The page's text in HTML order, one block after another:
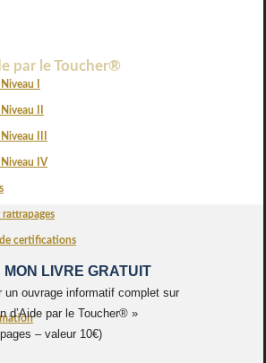
I
II
III
IV
rattrapages
certifications
par le Toucher®
MON LIVRE GRATUIT
un ouvrage informatif complet sur
d’Aide par le Toucher® »
– valeur 10€)